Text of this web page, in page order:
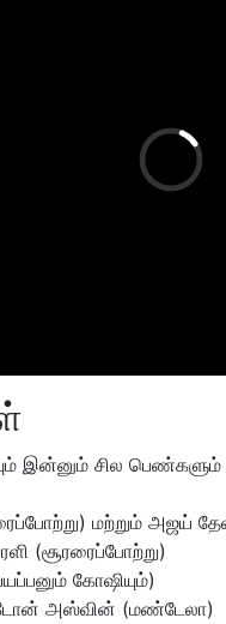
இன்னும் சில பெண்களும்
மற்றும் அஜய்
(சூரரைப்போற்று)
கோஷியும்)
அஸ்வின் (மண்டேலா)